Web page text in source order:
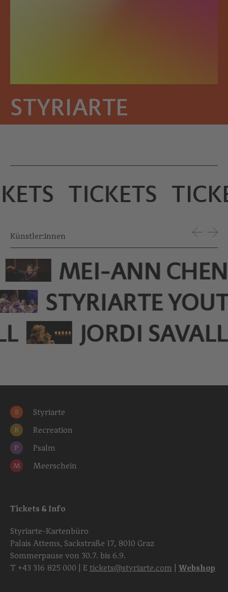
STYRIARTE
TICKETS
Künstler:innen
MEI-ANN CHEN
STYRIARTE
JORDI SAVALL
S Styriarte
R Recreation
P Psalm
M Meerschein
Tickets & Info
Styriarte-Kartenbüro
Palais Attems, Sackstraße 17, 8010 Graz
Sommerpause von 30.7. bis 6.9.
T +43 316 825 000 | E tickets@styriarte.com Webshop